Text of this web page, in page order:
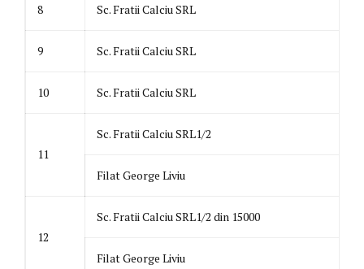
8 Sc. Fratii Calciu SRL
9 Sc. Fratii Calciu SRL
10 Sc. Fratii Calciu SRL
11
Sc. Fratii Calciu SRL1/2
Filat George Liviu
12
Sc. Fratii Calciu SRL1/2 din 15000
Filat George Liviu